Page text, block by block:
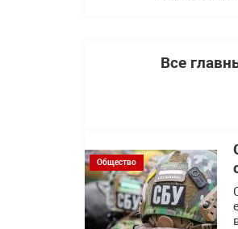
Все
Общество